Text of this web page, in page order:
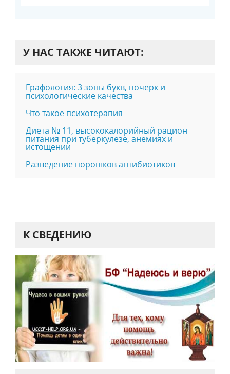
У НАС ТАКЖЕ ЧИТАЮТ:
Графология: 3 зоны букв, почерк и
психологические качества
Что такое психотерапия
Диета № 11, высококалорийный рацион
питания при туберкулезе, анемиях и
истощении
Разведение порошков антибиотиков
К СВЕДЕНИЮ